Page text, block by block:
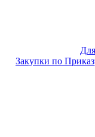
Закупки по